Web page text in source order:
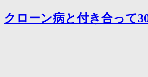
クローン病と付き合って